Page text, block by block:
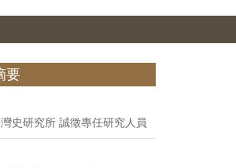
停、
圖
圖
結
要
史研究所 誠徵專任研究人員